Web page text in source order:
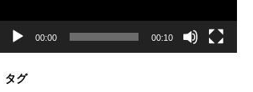
00:00 00:10
タグ